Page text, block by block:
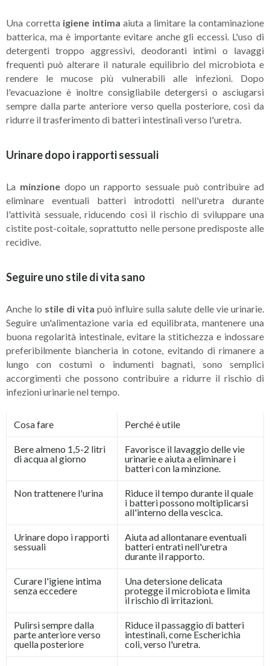
Una corretta igiene intima aiuta a limitare la contaminazione
batterica, ma è importante evitare anche gli eccessi. L'uso di
detergenti troppo aggressivi, deodoranti intimi o lavaggi
frequenti può alterare il naturale equilibrio del microbiota e
rendere le mucose più vulnerabili alle infezioni. Dopo
l'evacuazione è inoltre consigliabile detergersi o asciugarsi
sempre dalla parte anteriore verso quella posteriore, così da
ridurre il trasferimento di batteri intestinali verso l'uretra.
Urinare dopo i rapporti sessuali
La minzionedopo un rapporto sessuale può contribuire ad
eliminare eventuali batteri introdotti nell'uretra durante
l'attività sessuale, riducendo così il rischio di sviluppare una
cistite post-coitale, soprattutto nelle persone predisposte alle
recidive.
Seguire uno stile di vita sano
Anche lo stile di vita può influire sulla salute delle vie urinarie.
Seguire un'alimentazione varia ed equilibrata, mantenere una
buona regolarità intestinale, evitare la stitichezza e indossare
preferibilmente biancheria in cotone, evitando di rimanere a
lungo con costumi o indumenti bagnati, sono semplici
accorgimenti che possono contribuire a ridurre il rischio di
infezioni urinarie nel tempo.
Cosa fare Perché è utile
Bere almeno 1,5-2 litri
di acqua al giorno
Favorisce il lavaggio delle vie
urinarie e aiuta a eliminare i
batteri con la minzione.
Non trattenere l'urina
Riduce il tempo durante il quale
i batteri possono moltiplicarsi
all'interno della vescica.
Urinare dopo i rapporti
sessuali
Aiuta ad allontanare eventuali
batteri entrati nell'uretra
durante il rapporto.
Curare l'igiene intima
senza eccedere
Una detersione delicata
protegge il microbiota e limita
il rischio di irritazioni.
Pulirsi sempre dalla
parte anteriore verso
quella posteriore
Riduce il passaggio di batteri
intestinali, come Escherichia
coli, verso l'uretra.